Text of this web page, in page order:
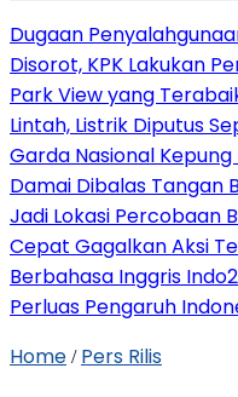
Dugaan
Disorot, KPK Lakukan
Park View yang
Lintah, Listrik Diputus
Garda Nasional
Damai Dibalas Tangan
Jadi Lokasi Percobaan
Cepat Gagalkan Aksi
Berbahasa Inggris
Perluas Pengaruh
Home / Pers Rilis